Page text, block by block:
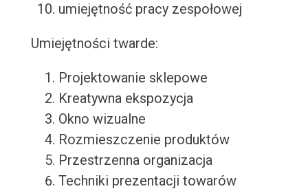
umiejętność pracy zespołowej
Umiejętności twarde:
Projektowanie sklepowe
Kreatywna ekspozycja
Okno wizualne
Rozmieszczenie produktów
Przestrzenna organizacja
Techniki prezentacji towarów